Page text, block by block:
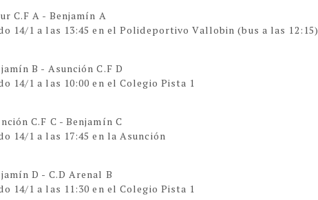
C.F A - Benjamín A
14/1 a las 13:45 en el Polideportivo Vallobin (bus a las 12:15)
B - Asunción C.F D
14/1 a las 10:00 en el Colegio Pista 1
C.F C - Benjamín C
14/1 a las 17:45 en la Asunción
D - C.D Arenal B
14/1 a las 11:30 en el Colegio Pista 1